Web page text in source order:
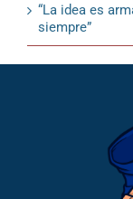
“La idea es
siempre”